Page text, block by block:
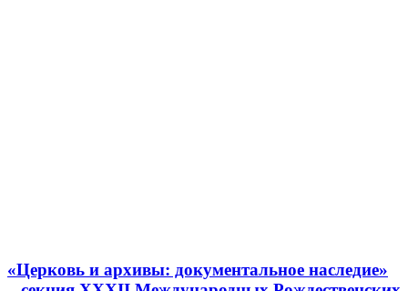
«Церковь и архивы: документальное наследие»